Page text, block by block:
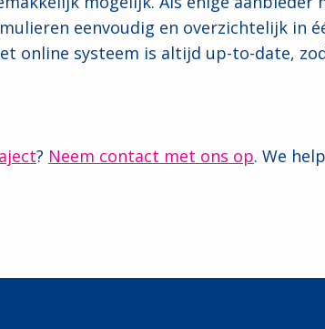
eenvoudig en overzichtelijk in
online systeem is altijd up-to-date,
? Neem contact met ons op. We